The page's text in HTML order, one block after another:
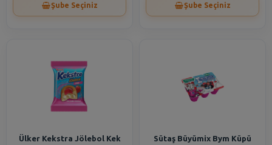
Şube Seçiniz Şube Seçiniz
Ülker Kekstra Jölebol Kek
Sütaş Büyümix Bym Küpü